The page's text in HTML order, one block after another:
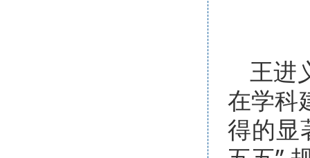
王进
在学科
得的显